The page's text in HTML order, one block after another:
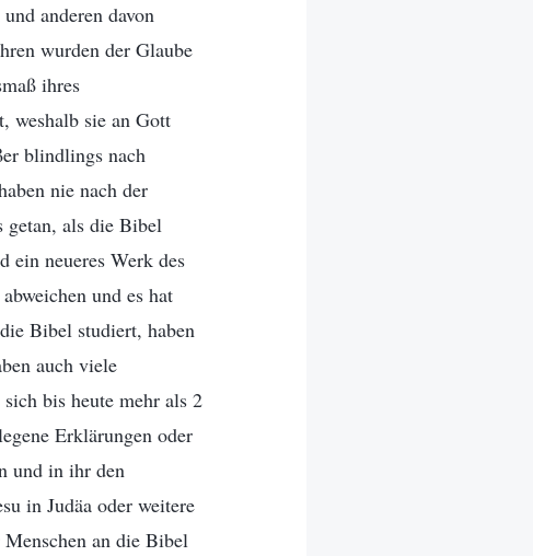
anderen davon
wurden der Glaube
ihres
weshalb sie an Gott
blindlings nach
nie nach der
getan, als die Bibel
ein neueres Werk des
und es hat
Bibel studiert, haben
auch viele
bis heute mehr als 2
Erklärungen oder
und in ihr den
in Judäa oder weitere
Menschen an die Bibel